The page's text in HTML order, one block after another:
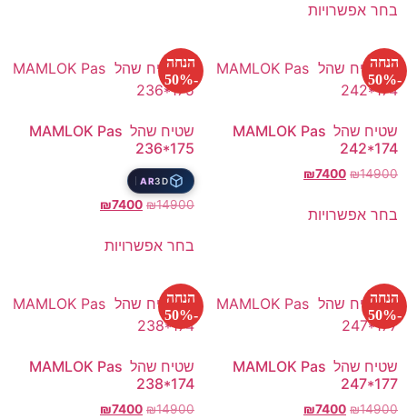
בחר אפשרויות
הנחה
-50%
שטיח שהל MAMLOK Pas
242*174
₪14900
₪7400
בחר אפשרויות
הנחה
-50%
שטיח שהל MAMLOK Pas
236*175
3D
AR
₪14900
₪7400
בחר אפשרויות
הנחה
-50%
שטיח שהל MAMLOK Pas
247*177
₪14900
₪7400
הנחה
-50%
שטיח שהל MAMLOK Pas
238*174
₪14900
₪7400